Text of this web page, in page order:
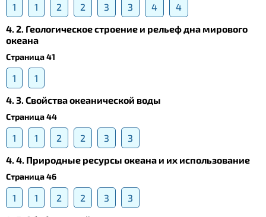
1 1 2 2 3 3 4
4
4. 2. Геологическое строение и рельеф дна мирового
океана
Страница 41
1
1
4. 3. Свойства океанической воды
Страница 44
1 1 2 2 3
3
4. 4. Природные ресурсы океана и их использование
Страница 46
1 1 2 2 3
3